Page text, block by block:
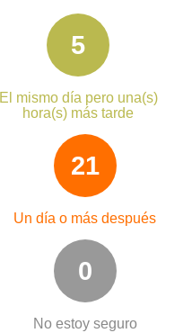
5
El mismo día pero una(s)
hora(s) más tarde
21
Un día o más después
0
No estoy seguro